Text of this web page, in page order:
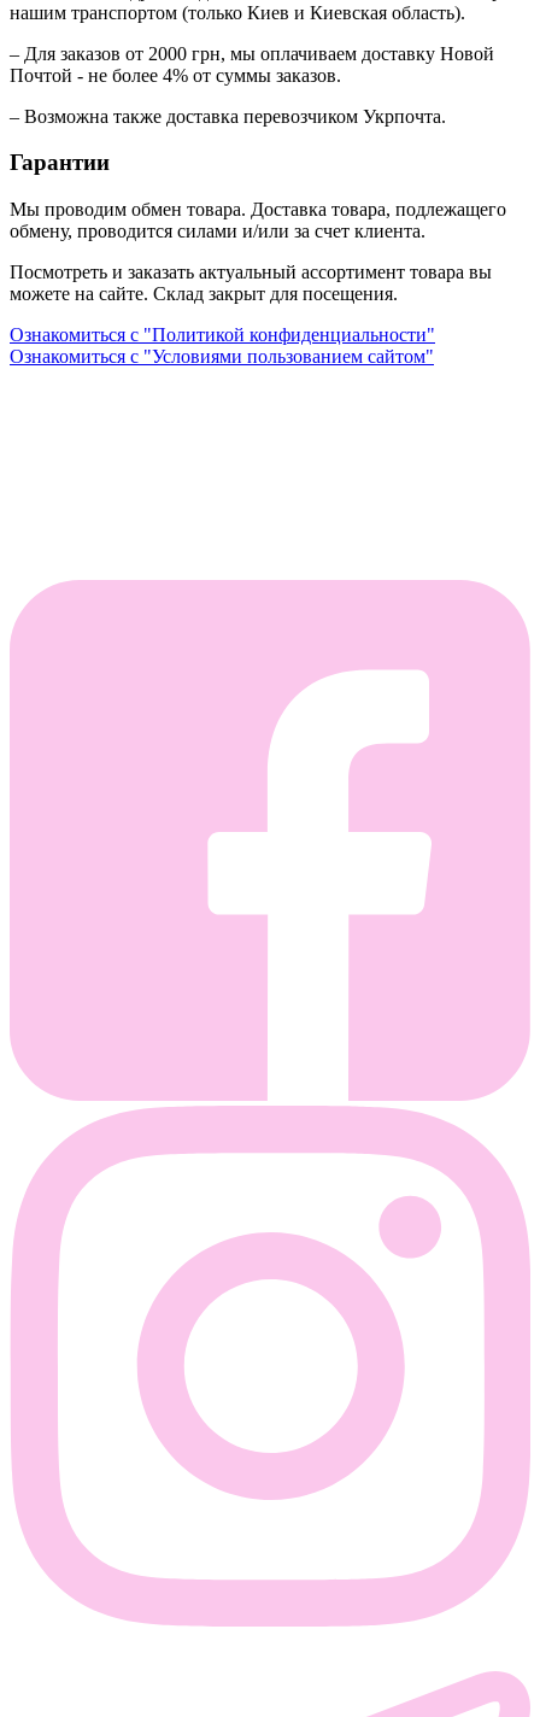
нашим транспортом (только Киев и Киевская область).
– Для заказов от 2000 грн, мы оплачиваем доставку Новой
Почтой - не более 4% от суммы заказов.
– Возможна также доставка перевозчиком Укрпочта.
Гарантии
Мы проводим обмен товара. Доставка товара, подлежащего
обмену, проводится силами и/или за счет клиента.
Посмотреть и заказать актуальный ассортимент товара вы
можете на сайте. Склад закрыт для посещения.
Ознакомиться с "Политикой конфиденциальности"
Ознакомиться с "Условиями пользованием сайтом"